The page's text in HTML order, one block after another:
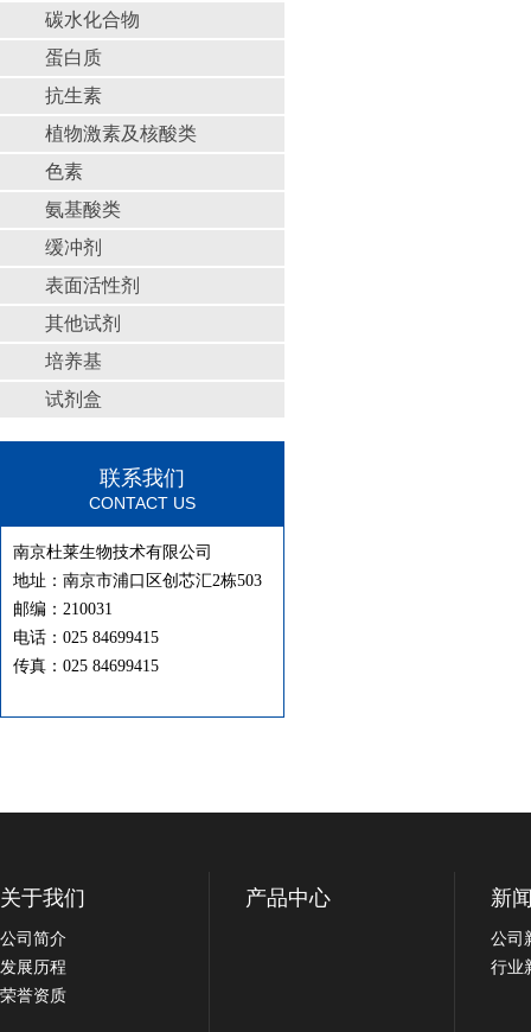
碳水化合物
蛋白质
抗生素
植物激素及核酸类
色素
氨基酸类
缓冲剂
表面活性剂
其他试剂
培养基
试剂盒
联系我们
CONTACT US
南京杜莱生物技术有限公司
地址：南京市浦口区创芯汇2栋503
邮编：210031
电话：025 84699415
传真：025 84699415
关于我们
公司简介
发展历程
荣誉资质
产品中心 新
公司
行业